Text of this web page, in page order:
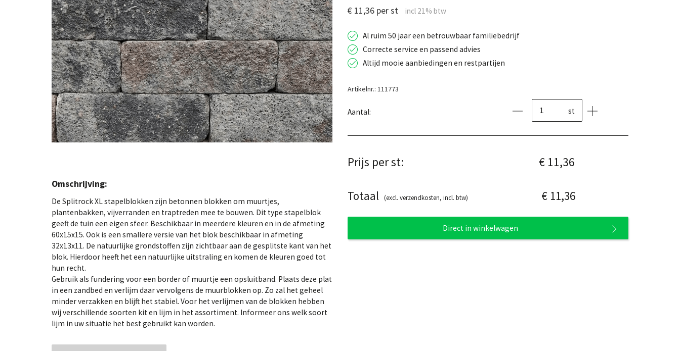
Omschrijving:
De Splitrock XL stapelblokken zijn betonnen blokken om muurtjes,
plantenbakken, vijverranden en traptreden mee te bouwen. Dit type stapelblok
geeft de tuin een eigen sfeer. Beschikbaar in meerdere kleuren en in de afmeting
60x15x15. Ook is een smallere versie van het blok beschikbaar in afmeting
32x13x11. De natuurlijke grondstoffen zijn zichtbaar aan de gesplitste kant van het
blok. Hierdoor heeft het een natuurlijke uitstraling en komen de kleuren goed tot
hun recht.
Gebruik als fundering voor een border of muurtje een opsluitband. Plaats deze plat
in een zandbed en verlijm daar vervolgens de muurblokken op. Zo zal het geheel
minder verzakken en blijft het stabiel. Voor het verlijmen van de blokken hebben
wij verschillende soorten kit en lijm in het assortiment. Informeer ons welk soort
lijm in uw situatie het best gebruikt kan worden.
€ 11,36 per st
Al ruim 50 jaar een betrouwbaar familiebedrijf
Correcte service en passend advies
Altijd mooie aanbiedingen en restpartijen
Artikelnr.: 111773
Aantal: st
Prijs per st: € 11,36
Totaal (excl. verzendkosten, incl. btw) € 11,36
Direct in winkelwagen